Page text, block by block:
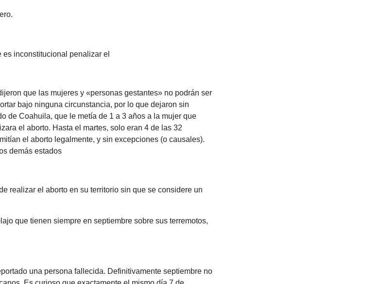
inconstitucional penalizar el
que las mujeres y «personas gestantes» no podrán ser
bajo ninguna circunstancia, por lo que dejaron sin
de Coahuila, que le metía de 1 a 3 años a la mujer que
el aborto. Hasta el martes, solo eran 4 de las 32
el aborto legalmente, y sin excepciones (o causales).
demás estados
realizar el aborto en su territorio sin que se considere un
que tienen siempre en septiembre sobre sus terremotos,
una persona fallecida. Definitivamente septiembre no